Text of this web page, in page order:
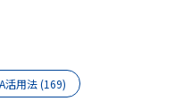
活用法(169)